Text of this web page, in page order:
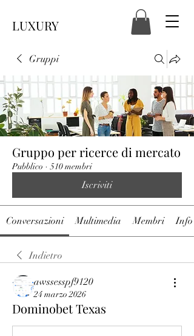
LUXURY
Gruppi
Gruppo per ricerce di mercato
Pubblico · 510 membri
Iscriviti
Conversazioni Multimedia Membri Info
Indietro
awssesspf9120
24 marzo 2026
Dominobet Texas